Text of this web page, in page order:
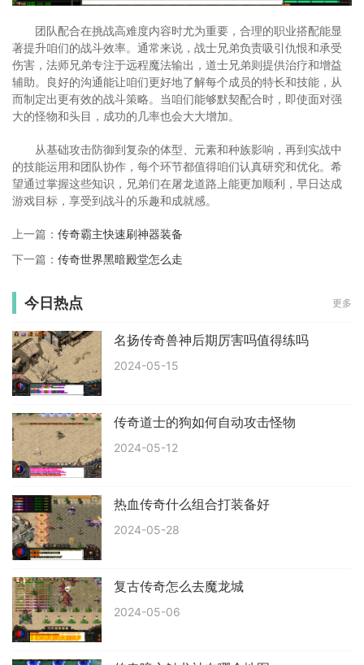
团队配合在挑战高难度内容时尤为重要，合理的职业搭配能显
著提升咱们的战斗效率。通常来说，战士兄弟负责吸引仇恨和承受
伤害，法师兄弟专注于远程魔法输出，道士兄弟则提供治疗和增益
辅助。良好的沟通能让咱们更好地了解每个成员的特长和技能，从
而制定出更有效的战斗策略。当咱们能够默契配合时，即使面对强
大的怪物和头目，成功的几率也会大大增加。
从基础攻击防御到复杂的体型、元素和种族影响，再到实战中
的技能运用和团队协作，每个环节都值得咱们认真研究和优化。希
望通过掌握这些知识，兄弟们在屠龙道路上能更加顺利，早日达成
游戏目标，享受到战斗的乐趣和成就感。
上一篇： 传奇霸主快速刷神器装备
下一篇： 传奇世界黑暗殿堂怎么走
今日热点 更多
名扬传奇兽神后期厉害吗值得练吗
2024-05-15
传奇道士的狗如何自动攻击怪物
2024-05-12
热血传奇什么组合打装备好
2024-05-28
复古传奇怎么去魔龙城
2024-05-06